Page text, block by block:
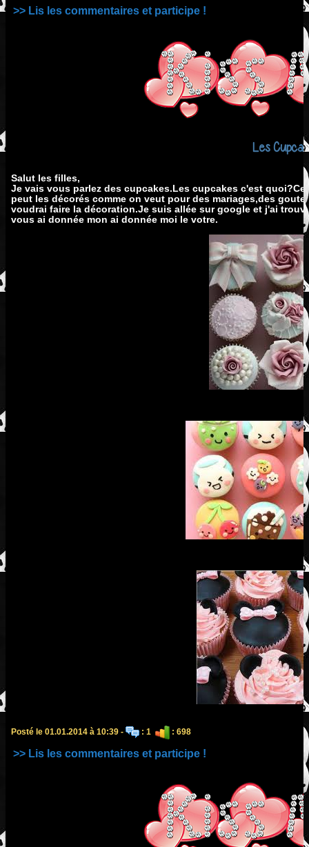
>> Lis les commentaires et participe !
Les
Salut les filles,
Je vais vous parlez des cupcakes.Les cupcakes c'est
peut les décorés comme on veut pour des mariages,des
voudrai faire la décoration.Je suis allée sur google et j'ai
vous ai donnée mon ai donnée moi le votre.
Posté le 01.01.2014 à 10:39 - : 1 : 698
>> Lis les commentaires et participe !